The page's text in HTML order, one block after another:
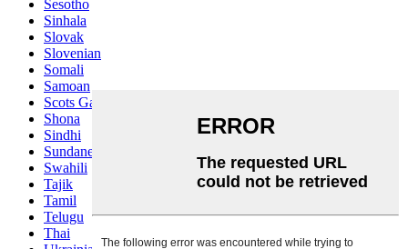
Sesotho
Sinhala
Slovak
Slovenian
Somali
Samoan
Scots Gaelic
Shona
Sindhi
Sundanese
Swahili
Tajik
Tamil
Telugu
Thai